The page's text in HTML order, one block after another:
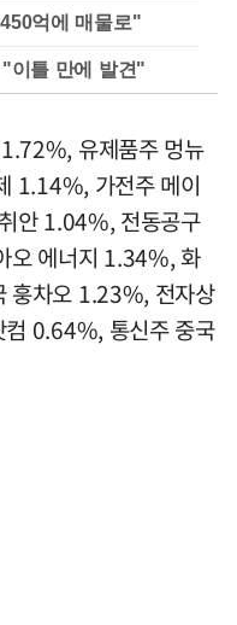
억에 매물로"
이틀 만에 발견"
유제품주 멍뉴
1.14%, 가전주 메이
안 1.04%, 전동공구
오 에너지 1.34%, 화
훙차오 1.23%, 전자상
0.64%, 통신주 중국